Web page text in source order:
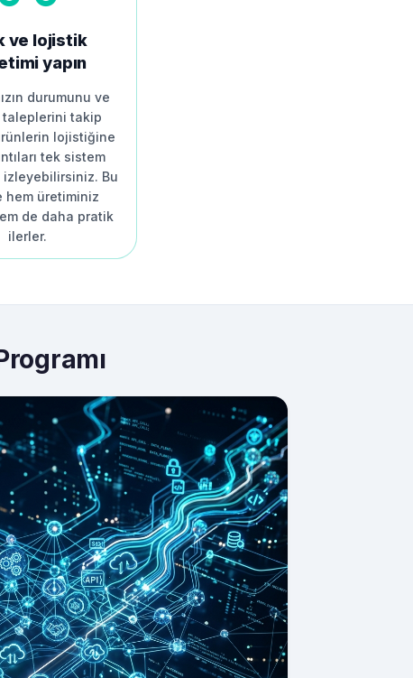
ve lojistik
yapın
durumunu ve
taleplerini takip
lojistiğine
tek sistem
izleyebilirsiniz. Bu
hem üretiminiz
de daha pratik
ilerler.